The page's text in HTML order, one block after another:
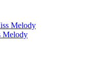
Melody